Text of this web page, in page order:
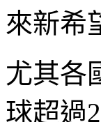
來新希
尤其各
球超過